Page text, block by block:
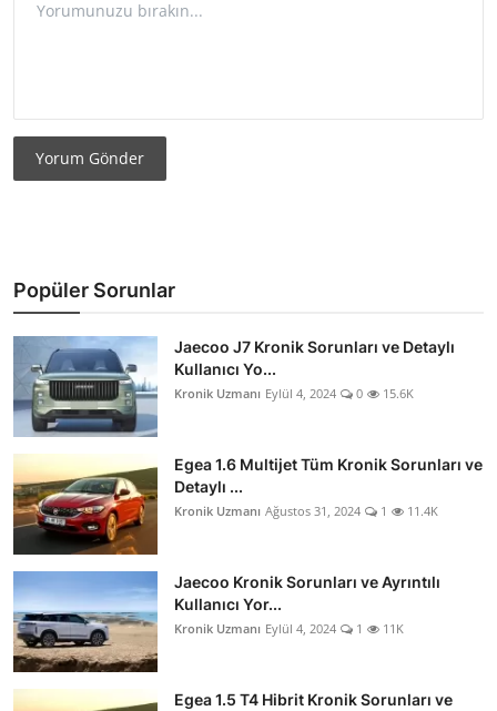
Yorum Gönder
Popüler Sorunlar
Jaecoo J7 Kronik Sorunları ve Detaylı
Kullanıcı Yo...
Kronik Uzmanı Eylül 4, 2024 0 15.6K
Egea 1.6 Multijet Tüm Kronik Sorunları ve
Detaylı ...
Kronik Uzmanı Ağustos 31, 2024 1 11.4K
Jaecoo Kronik Sorunları ve Ayrıntılı
Kullanıcı Yor...
Kronik Uzmanı Eylül 4, 2024 1 11K
Egea 1.5 T4 Hibrit Kronik Sorunları ve